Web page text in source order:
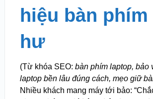
hiệu bàn phím
hư
(Từ khóa SEO: bàn phím laptop, bảo
laptop bền lâu đúng cách, mẹo giữ
Nhiều khách mang máy tới bảo: